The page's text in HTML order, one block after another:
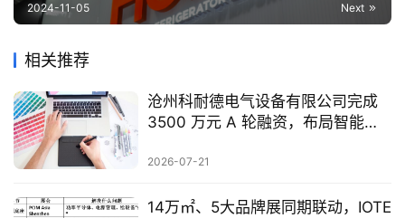
Next
2024-11-05
相关推荐
沧州科耐德电气设备有限公司完成
3500 万元 A 轮融资，布局智能配
2026-07-21
14万㎡、5大品牌展同期联动，IOTE